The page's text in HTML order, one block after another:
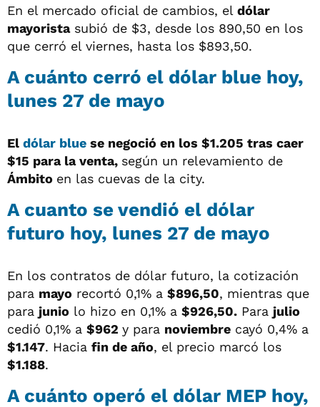
En el mercado oficial de cambios, el dólar
mayoristasubió de $3, desde los 890,50 en los
que cerró el viernes, hasta los $893,50.
A cuánto cerró el dólar blue hoy,
lunes 27 de mayo
El dólar blue se negoció en los $1.205 tras caer
$15 para la venta, según un relevamiento de
Ámbito en las cuevas de la city.
A cuanto se vendió el dólar
futuro hoy, lunes 27 de mayo
En los contratos de dólar futuro, la cotización
para mayo recortó 0,1% a $896,50, mientras que
para junio lo hizo en 0,1% a $926,50. Para julio
cedió 0,1% a $962 y para noviembre cayó 0,4% a
$1.147. Hacia fin de año, el precio marcó los
$1.188.
A cuánto operó el dólar MEP hoy,